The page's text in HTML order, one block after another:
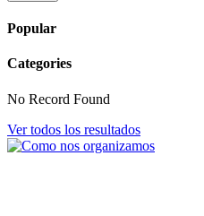
Popular
Categories
No Record Found
Ver todos los resultados